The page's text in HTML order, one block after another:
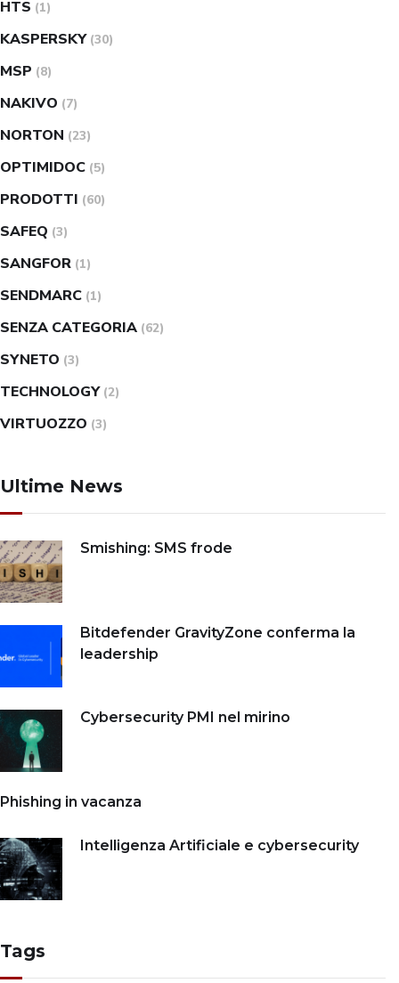
HTS (1)
KASPERSKY (30)
MSP (8)
NAKIVO (7)
NORTON (23)
OPTIMIDOC (5)
PRODOTTI (60)
SAFEQ (3)
SANGFOR (1)
SENDMARC (1)
SENZA CATEGORIA (62)
SYNETO (3)
TECHNOLOGY (2)
VIRTUOZZO (3)
Ultime News
Smishing: SMS frode
Bitdefender GravityZone conferma la
leadership
Cybersecurity PMI nel mirino
Phishing in vacanza
Intelligenza Artificiale e cybersecurity
Tags